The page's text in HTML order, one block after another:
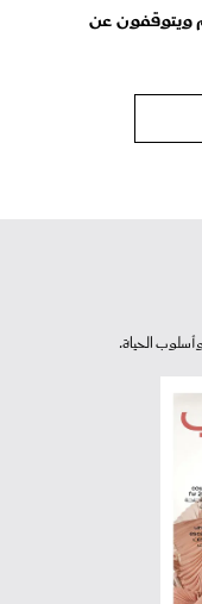
عن
الحياة.